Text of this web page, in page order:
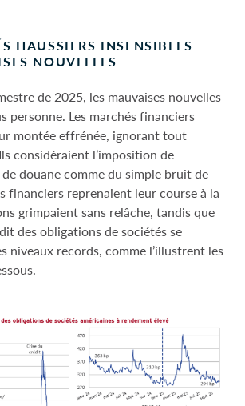
HAUSSIERS INSENSIBLES
NOUVELLES
de 2025, les mauvaises nouvelles
personne. Les marchés financiers
montée effrénée, ignorant tout
considéraient l’imposition de
douane comme du simple bruit de
financiers reprenaient leur course à la
grimpaient sans relâche, tandis que
des obligations de sociétés se
niveaux records, comme l’illustrent les